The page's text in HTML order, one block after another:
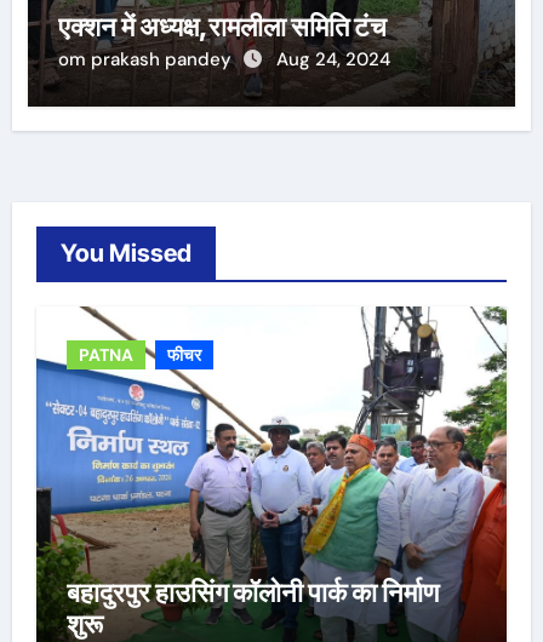
एक्शन में अध्यक्ष,रामलीला समिति टंच
om prakash pandey Aug 24, 2024
You Missed
PATNA फीचर
बहादुरपुर हाउसिंग कॉलोनी पार्क का निर्माण
शुरू